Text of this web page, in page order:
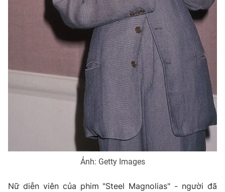
Ảnh: Getty Images
Nữ diễn viên của phim "Steel Magnolias" - người đã